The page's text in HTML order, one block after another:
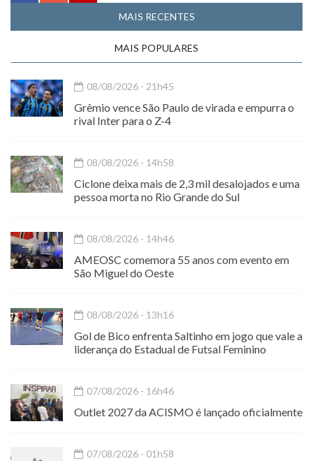
MAIS RECENTES
MAIS POPULARES
08/08/2026 - 21h45
Grêmio vence São Paulo de virada e empurra o
rival Inter para o Z-4
08/08/2026 - 14h58
Ciclone deixa mais de 2,3 mil desalojados e uma
pessoa morta no Rio Grande do Sul
08/08/2026 - 14h46
AMEOSC comemora 55 anos com evento em
São Miguel do Oeste
08/08/2026 - 13h16
Gol de Bico enfrenta Saltinho em jogo que vale a
liderança do Estadual de Futsal Feminino
07/08/2026 - 16h46
Outlet 2027 da ACISMO é lançado oficialmente
07/08/2026 - 01h58